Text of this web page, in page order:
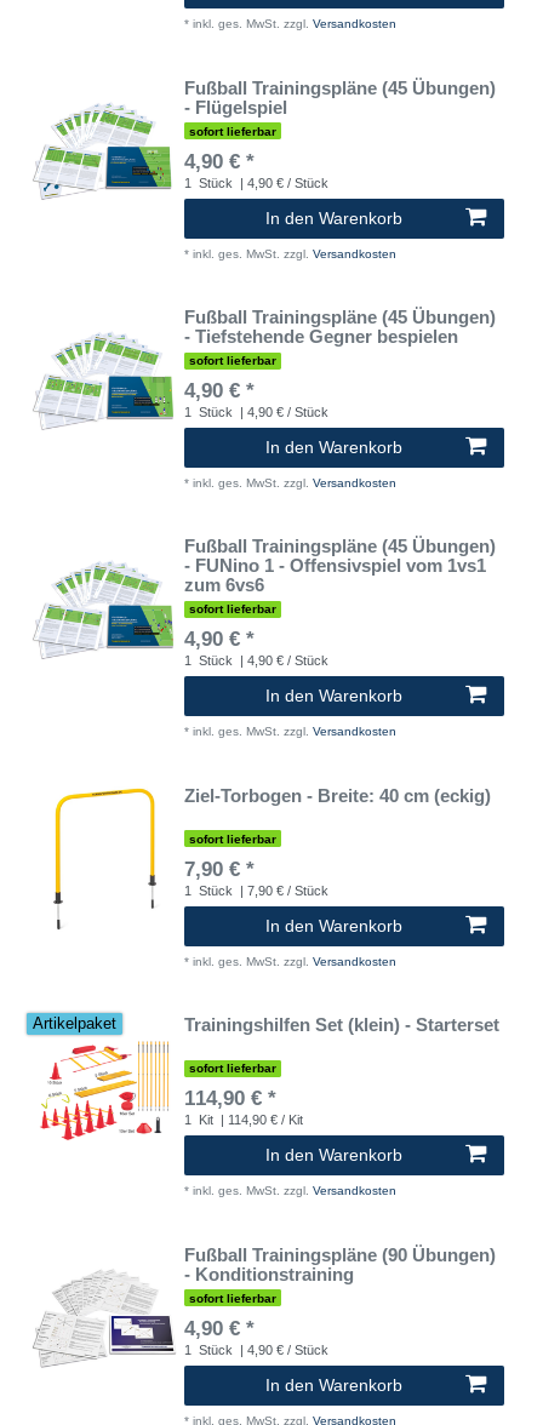
* inkl. ges. MwSt. zzgl. Versandkosten
Fußball Trainingspläne (45 Übungen)
- Flügelspiel
sofort lieferbar
4,90 € *
1 Stück | 4,90 € / Stück
In den Warenkorb
* inkl. ges. MwSt. zzgl. Versandkosten
Fußball Trainingspläne (45 Übungen)
- Tiefstehende Gegner bespielen
sofort lieferbar
4,90 € *
1 Stück | 4,90 € / Stück
In den Warenkorb
* inkl. ges. MwSt. zzgl. Versandkosten
Fußball Trainingspläne (45 Übungen)
- FUNino 1 - Offensivspiel vom 1vs1
zum 6vs6
sofort lieferbar
4,90 € *
1 Stück | 4,90 € / Stück
In den Warenkorb
* inkl. ges. MwSt. zzgl. Versandkosten
Ziel-Torbogen - Breite: 40 cm (eckig)
sofort lieferbar
7,90 € *
1 Stück | 7,90 € / Stück
In den Warenkorb
* inkl. ges. MwSt. zzgl. Versandkosten
Artikelpaket Trainingshilfen Set (klein) - Starterset
sofort lieferbar
114,90 € *
1 Kit | 114,90 € / Kit
In den Warenkorb
* inkl. ges. MwSt. zzgl. Versandkosten
Fußball Trainingspläne (90 Übungen)
- Konditionstraining
sofort lieferbar
4,90 € *
1 Stück | 4,90 € / Stück
In den Warenkorb
* inkl. ges. MwSt. zzgl. Versandkosten